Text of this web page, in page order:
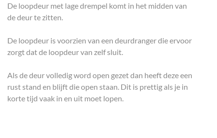
De loopdeur met lage drempel komt in het midden van
de deur te zitten.
De loopdeur is voorzien van een deurdranger die ervoor
zorgt dat de loopdeur van zelf sluit.
Als de deur volledig word open gezet dan heeft deze een
rust stand en blijft die open staan. Dit is prettig als je in
korte tijd vaak in en uit moet lopen.